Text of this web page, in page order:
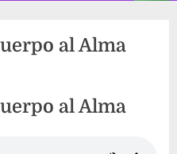
al Alma
al Alma